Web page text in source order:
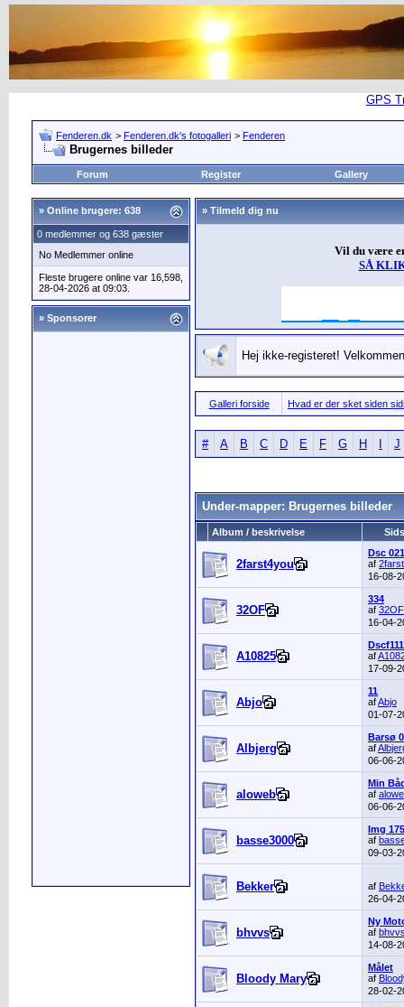
GPS
Fenderen.dk > Fenderen.dk's fotogalleri > Fenderen
Brugernes billeder
Forum Register Gallery
» Online brugere: 638
0 medlemmer og 638 gæster
No Medlemmer online
Fleste brugere online var 16,598,
28-04-2026 at 09:03.
» Sponsorer
» Tilmeld dig nu
Vil du være
SÅ
Hej ikke-registeret!
Galleri forside Hvad er der sket siden
# A B C D E F G H J
Under-mapper: Brugernes billeder
Album / beskrivelse
2farst4you
Dsc
af
16-08-
32OF
334
af 32OF
16-04-
A10825
af
17-09-
Abjo
11
afAbjo
01-07-
Albjerg
Barsø
af
06-06-
aloweb
Min
af
06-06-
basse3000
Img
af
09-03-
Bekker af
26-04-
bhvvs
Ny
af
14-08-
Bloody Mary
Målet
af
28-02-